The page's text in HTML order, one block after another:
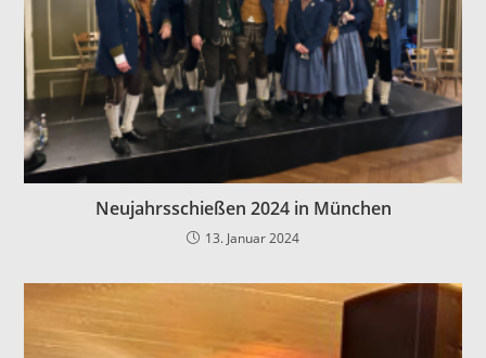
Neujahrsschießen 2024 in München
13. Januar 2024